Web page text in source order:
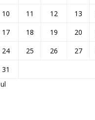
10
11 12 13
17
18 19 20
24
25 26 27
31